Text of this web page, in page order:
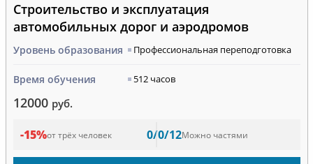
Строительство и эксплуатация
автомобильных дорог и аэродромов
Уровень образования Профессиональная переподготовка
Время обучения 512 часов
12000 руб.
-15%от трёх человек 0/0/12Можно частями